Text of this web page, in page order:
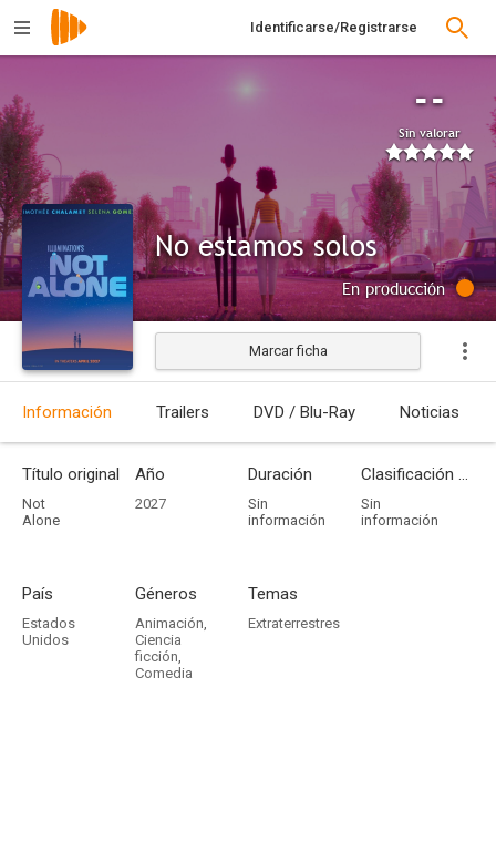
Identificarse/Registrarse
--
Sin valorar
No estamos solos
En producción
Marcar ficha
Información Trailers DVD / Blu-Ray Noticias
Título original
Not
Alone
Año
2027
Duración
Sin
información
Clasificación por edades
Sin
información
País
Estados
Unidos
Géneros
Animación,
Ciencia
ficción,
Comedia
Temas
Extraterrestres